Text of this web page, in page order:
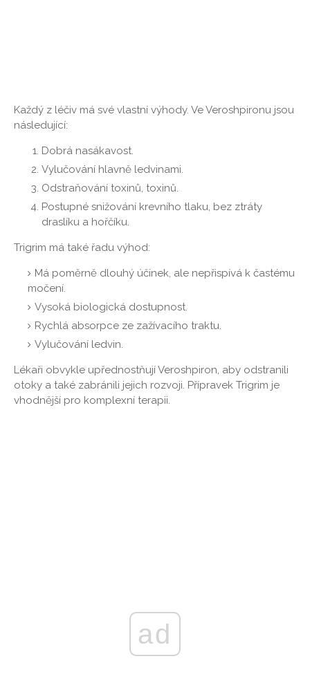
Každý z léčiv má své vlastní výhody. Ve Veroshpironu jsou
následující:
Dobrá nasákavost.
Vylučování hlavně ledvinami.
Odstraňování toxinů, toxinů.
Postupné snižování krevního tlaku, bez ztráty
draslíku a hořčíku.
Trigrim má také řadu výhod:
Má poměrně dlouhý účinek, ale nepřispívá k častému
močení.
Vysoká biologická dostupnost.
Rychlá absorpce ze zažívacího traktu.
Vylučování ledvin.
Lékaři obvykle upřednostňují Veroshpiron, aby odstranili
otoky a také zabránili jejich rozvoji. Přípravek Trigrim je
vhodnější pro komplexní terapii.
ad